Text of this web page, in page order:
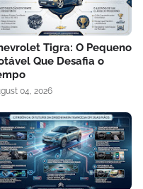
Tigra: O Pequeno
Que Desafia o
04, 2026